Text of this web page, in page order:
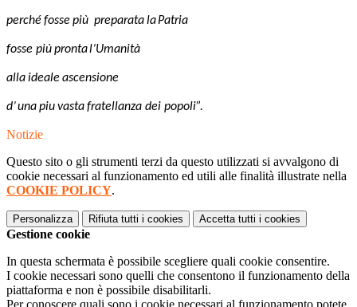
perchéfossepiù preparata laPatria
fosse piùprontal’Umanità
allaideale ascensione
d’unapiu vastafratellanza dei popoli”.
Notizie
Questo sito o gli strumenti terzi da questo utilizzati si avvalgono di
cookie necessari al funzionamento ed utili alle finalità illustrate nella
COOKIE POLICY.
Personalizza Rifiuta tutti i cookies Accetta tutti i cookies
Gestione cookie
In questa schermata è possibile scegliere quali cookie consentire.
I cookie necessari sono quelli che consentono il funzionamento della
piattaforma e non è possibile disabilitarli.